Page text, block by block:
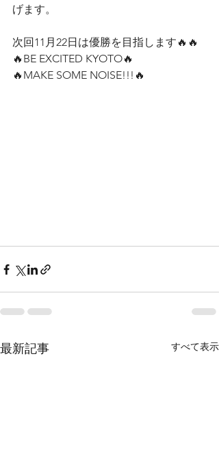
げます。﻿
次回11月22日は優勝を目指します🔥🔥﻿
🔥BE EXCITED KYOTO🔥﻿
🔥MAKE SOME NOISE!!!🔥﻿
最新記事 すべて表示